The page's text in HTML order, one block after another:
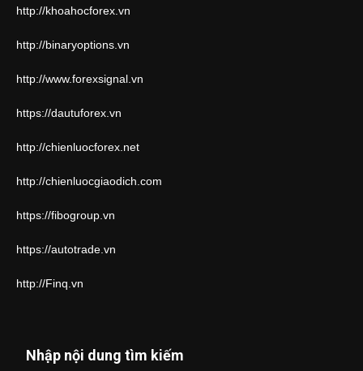
http://khoahocforex.vn
http://binaryoptions.vn
http://www.forexsignal.vn
https://dautuforex.vn
http://chienluocforex.net
http://chienluocgiaodich.com
https://fibogroup.vn
https://autotrade.vn
http://Finq.vn
Nhập nội dung tìm kiếm